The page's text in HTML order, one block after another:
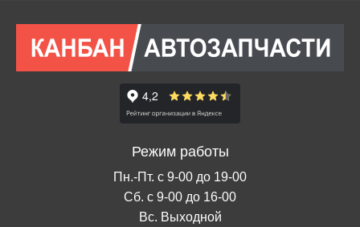
Режим работы
Пн.-Пт. с 9-00 до 19-00
Сб. с 9-00 до 16-00
Вс. Выходной